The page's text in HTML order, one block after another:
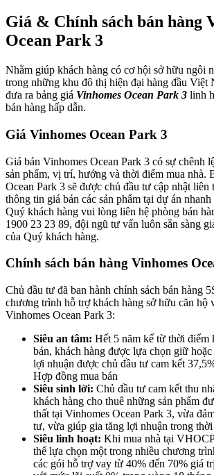
Giá & Chính sách bán hàng
Ocean Park 3
Nhằm giúp khách hàng có cơ hội sở hữu ngôi
trong những khu đô thị hiện đại hàng đầu Việt
đưa ra bảng giá Vinhomes Ocean Park 3 linh
bán hàng hấp dẫn.
Giá Vinhomes Ocean Park 3
Giá bán Vinhomes Ocean Park 3 có sự chênh
sản phẩm, vị trí, hướng và thời điểm mua nhà.
Ocean Park 3 sẽ được chủ đầu tư cập nhật
thông tin giá bán các sản phẩm tại dự án
Quý khách hàng vui lòng liên hệ phòng bán
1900 23 23 89, đội ngũ tư vấn luôn sẵn sàng
của Quý khách hàng.
Chính sách bán hàng Vinhomes
Chủ đầu tư đã ban hành chính sách bán hàng
chương trình hỗ trợ khách hàng sở hữu căn hộ
Vinhomes Ocean Park 3:
Siêu an tâm: Hết 5 năm kể từ thời điểm
bán, khách hàng được lựa chọn giữ
lợi nhuận được chủ đầu tư cam kết
Hợp đồng mua bán
Siêu sinh lời: Chủ đầu tư cam kết thu
khách hàng cho thuê những sản phẩm
thất tại Vinhomes Ocean Park 3, vừa
tư, vừa giúp gia tăng lợi nhuận trong
Siêu linh hoạt: Khi mua nhà tại
thể lựa chọn một trong nhiều chương
các gói hỗ trợ vay từ 40% đến 70% giá